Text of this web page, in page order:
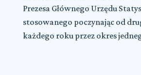
Prezesa Głównego Urzędu
stosowanego poczynając od
każdego roku przez okres